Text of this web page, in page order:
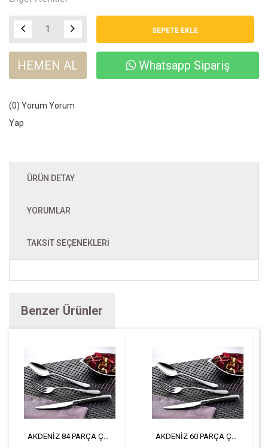
HEMEN AL Whatsapp Sipariş
(0) Yorum Yorum
Yap
ÜRÜN DETAY
YORUMLAR
TAKSIT SEÇENEKLERI
Benzer Ürünler